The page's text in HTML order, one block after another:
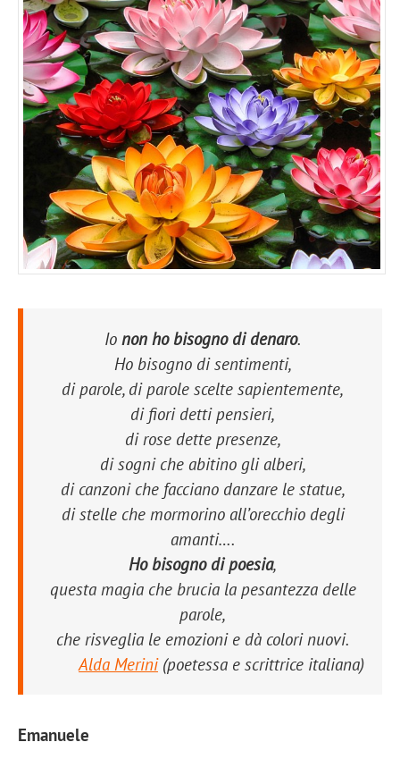
Io non ho bisogno di denaro.
Ho bisogno di sentimenti,
di parole, di parole scelte sapientemente,
di fiori detti pensieri,
di rose dette presenze,
di sogni che abitino gli alberi,
di canzoni che facciano danzare le statue,
di stelle che mormorino all’orecchio degli
amanti….
Ho bisogno di poesia,
questa magia che brucia la pesantezza delle
parole,
che risveglia le emozioni e dà colori nuovi.
Alda Merini(poetessa e scrittrice italiana)
Emanuele